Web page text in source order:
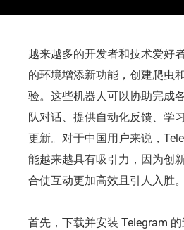
越来越多的开发者和技术爱好
的环境增添新功能，创建爬虫
验。这些机器人可以协助完成
队对话、提供自动化反馈、学
更新。对于中国用户来说，
能越来越具有吸引力，因为创
合使互动更加高效且引人入胜。
首先，下载并安装 Telegram